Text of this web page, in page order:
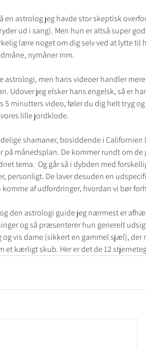
en astrolog jeg havde stor skeptisk
ud i sang). Men hun er altså super
lære noget om dig selv ved at lytte til
nymåner mm.
astrologi, men hans videoer handler
Udover jeg elsker hans engelsk, så er
5 minutters video, føler du dig helt tryg
lille jordklode.
shamaner, bosiddende i
på månedsplan. De kommer rundt om de
tema.  Og går så i dybden med
personligt. De laver desuden en
af udfordringer, hvordan vi bør
den astrologi guide jeg nærmest er
og så præsenterer hun generelt
vis dame (sikkert en gammel sjæl), der
et kærligt skub. Her er det de 12